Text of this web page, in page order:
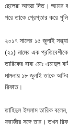
ছেলেরা আড্ডা দিত। আমার
পরে তাকে গ্রেপ্তার করে
২০১৭ সালের ১৫ জুলাই
(২১) নামের এক
তারিকের বাবা মোঃ এমাদুল
মামলায় ১৮ জুলাই তাকে
রিফাত।
তাহিদুল ইসলাম তারিক বলেন,
ফরাজীর সঙ্গে তার। তখন